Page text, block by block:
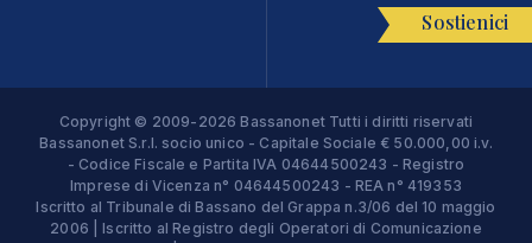
Sostienici
Copyright © 2009-2026 Bassanonet Tutti i diritti riservati
Bassanonet S.r.l. socio unico - Capitale Sociale € 50.000,00 i.v.
- Codice Fiscale e Partita IVA 04644500243 - Registro
Imprese di Vicenza n° 04644500243 - REA n° 419353
Iscritto al Tribunale di Bassano del Grappa n.3/06 del 10 maggio
2006 | Iscritto al Registro degli Operatori di Comunicazione